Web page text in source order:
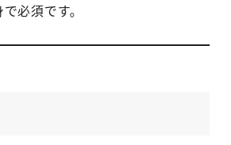
必須です。